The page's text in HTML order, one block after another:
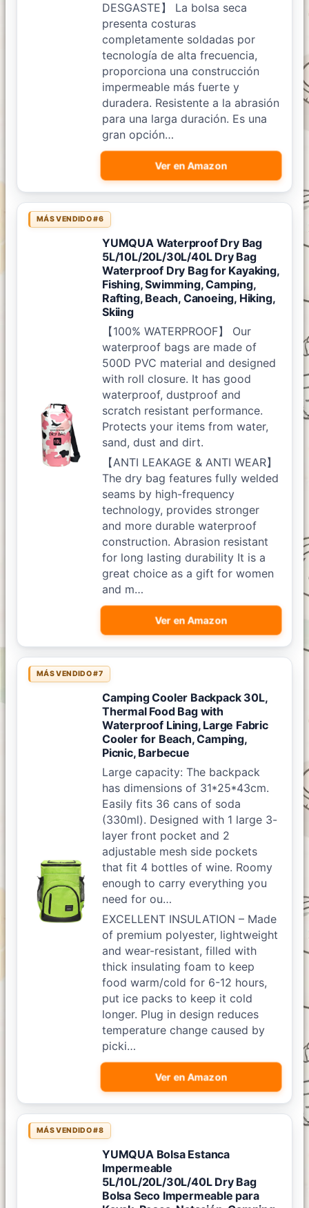
DESGASTE】 La bolsa seca
presenta costuras
completamente soldadas por
tecnología de alta frecuencia,
proporciona una construcción
impermeable más fuerte y
duradera. Resistente a la abrasión
para una larga duración. Es una
gran opción…
Ver en Amazon
MÁS VENDIDO #6
YUMQUA Waterproof Dry Bag
5L/10L/20L/30L/40L Dry Bag
Waterproof Dry Bag for Kayaking,
Fishing, Swimming, Camping,
Rafting, Beach, Canoeing, Hiking,
Skiing
【100% WATERPROOF】 Our
waterproof bags are made of
500D PVC material and designed
with roll closure. It has good
waterproof, dustproof and
scratch resistant performance.
Protects your items from water,
sand, dust and dirt.
【ANTI LEAKAGE & ANTI WEAR】
The dry bag features fully welded
seams by high-frequency
technology, provides stronger
and more durable waterproof
construction. Abrasion resistant
for long lasting durability It is a
great choice as a gift for women
and m…
Ver en Amazon
MÁS VENDIDO #7
Camping Cooler Backpack 30L,
Thermal Food Bag with
Waterproof Lining, Large Fabric
Cooler for Beach, Camping,
Picnic, Barbecue
Large capacity: The backpack
has dimensions of 31*25*43cm.
Easily fits 36 cans of soda
(330ml). Designed with 1 large 3-
layer front pocket and 2
adjustable mesh side pockets
that fit 4 bottles of wine. Roomy
enough to carry everything you
need for ou…
EXCELLENT INSULATION – Made
of premium polyester, lightweight
and wear-resistant, filled with
thick insulating foam to keep
food warm/cold for 6-12 hours,
put ice packs to keep it cold
longer. Plug in design reduces
temperature change caused by
picki…
Ver en Amazon
MÁS VENDIDO #8
YUMQUA Bolsa Estanca
Impermeable
5L/10L/20L/30L/40L Dry Bag
Bolsa Seco Impermeable para